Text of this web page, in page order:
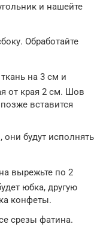
и нашейте
Обработайте
на 3 см и
от края 2 см. Шов
вставится
они будут исполнять
вырежьте по 2
юбка, другую
конфеты.
срезы фатина.